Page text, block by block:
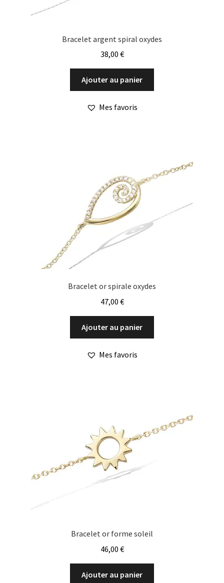
Bracelet argent spiral oxydes
38,00 €
Ajouter au panier
Mes favoris
Bracelet or spirale oxydes
47,00 €
Ajouter au panier
Mes favoris
Bracelet or forme soleil
46,00 €
Ajouter au panier